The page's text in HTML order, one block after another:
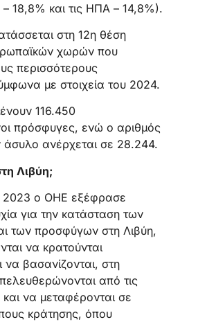
– 18,8% και τις ΗΠΑ – 14,8%).
στη 12η θέση
χωρών που
περισσότερους
με στοιχεία του 2024.
116.450
πρόσφυγες, ενώ ο αριθμός
άσυλο ανέρχεται σε 28.244.
Λιβύη;
2023 ο ΟΗΕ εξέφρασε
για την κατάσταση των
των προσφύγων στη Λιβύη,
να κρατούνται
να βασανίζονται, στη
από τις
να μεταφέρονται σε
κράτησης, όπου